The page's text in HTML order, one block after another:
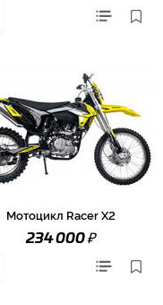
Мотоцикл Racer X2
234 000₽